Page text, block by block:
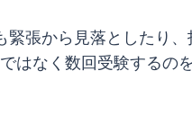
緊張から見落としたり
はなく数回受験するの